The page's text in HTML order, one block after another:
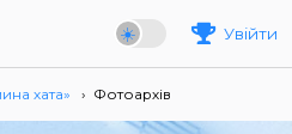
Увійти
хата» › Фотоархів